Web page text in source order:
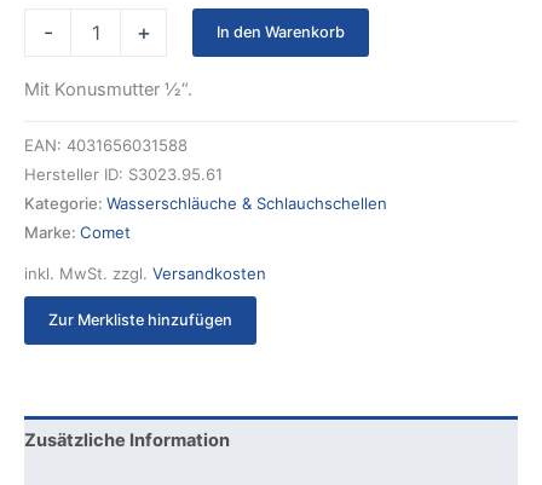
- + In den Warenkorb
Mit Konusmutter ½“.
EAN: 4031656031588
Hersteller ID: S3023.95.61
Kategorie: Wasserschläuche & Schlauchschellen
Marke: Comet
inkl. MwSt. zzgl. Versandkosten
Zur Merkliste hinzufügen
Zusätzliche Information